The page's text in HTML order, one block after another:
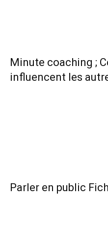
Minute coaching ;
influencent les
Parler en public